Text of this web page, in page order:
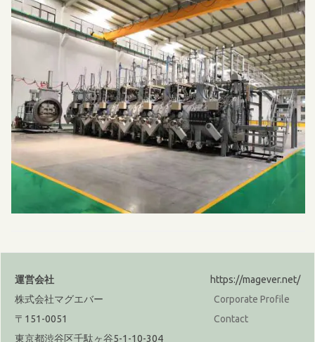
運営会社
株式会社マグエバー
〒151-0051
東京都渋谷区千駄ヶ谷5-1-10-304
https://magever.net/
Corporate Profile
Contact